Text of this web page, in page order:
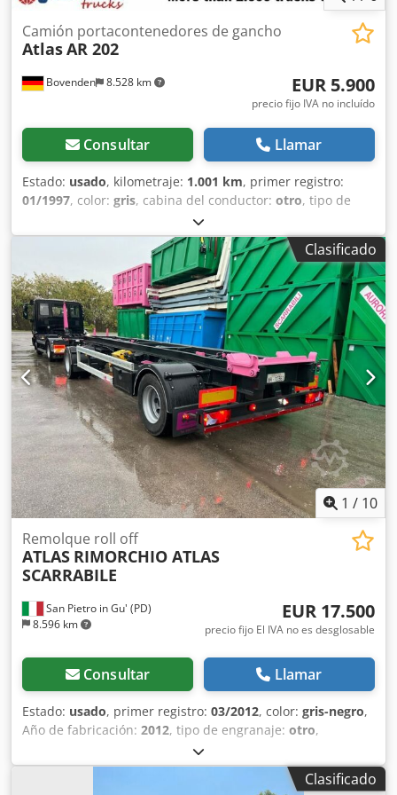
Bovenden 8.528 km
Camión portacontenedores de gancho
AtlasAR 202
EUR 5.900
precio fijo IVA no incluído
Consultar Llamar
Estado: usado, kilometraje: 1.001 km, primer registro:
01/1997, color: gris, cabina del conductor: otro, tipo de
, Año de fabricación:
vehículo: Bovenden, soporte trasero, bloqueo transversal
hidráulico. Dodpfsi Rqrwox Amajkr Superestructura:
Longitud de la superestructura: 6.350 mm, apta para
contenedores de hasta 7 m, aproximadamente 1.700 horas
de funcionamiento, con enganche articulado y bloqueo
transversal hidráulico adicional, INFORMACIÓN SOBRE LOS
ACCESORIOS SIN GARANTÍA, sujetos a modificaciones,
venta previa e errores.
Clasificado
1 / 10
San Pietro in Gu' (PD)
8.596 km
Remolque roll off
ATLAS RIMORCHIO ATLAS
SCARRABILE
EUR 17.500
precio fijo El IVA no es desglosable
Consultar Llamar
Estado: usado, primer registro: 03/2012, color: gris-negro,
Año de fabricación: 2012, tipo de engranaje: otro,
MATRÍCULA: AH12361 TÍTULO: REMOLQUE ATLAS DE
VOLCADO NEUMÁTICO, ARENADO Y REPINTADO REF: 25R02
AÑO: 03/2012 EJES: 2 DISTANCIA ENTRE EJES: 4800Clasificado